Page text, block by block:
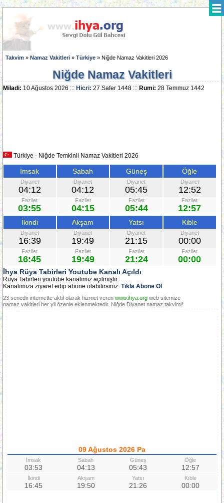
Takvim » Namaz Vakitleri » Türkiye » Niğde Namaz Vakitleri 2026
Niğde Namaz Vakitleri
Miladi: 10 Ağustos 2026 ::: Hicri: 27 Safer 1448 ::: Rumi: 28 Temmuz 1442
Türkiye - Niğde Temkinli Namaz Vakitleri 2026
İmsak
Diyanet
04:12
Fazilet
03:55
Sabah
Diyanet
04:12
Fazilet
04:15
Güneş
Diyanet
05:45
Fazilet
05:44
Öğle
Diyanet
12:52
Fazilet
12:57
İkindi
Diyanet
16:39
Fazilet
16:45
Akşam
Diyanet
19:49
Fazilet
19:49
Yatsı
Diyanet
21:15
Fazilet
21:24
Kible
Diyanet
00:00
Fazilet
00:00
İhya Rüya Tabirleri Youtube Kanalı Açıldı
Rüya Tabirleri youtube kanalımız açılmıştır.
Kanalımıza ziyaret edip abone olabilirsiniz. Tıkla Abone Ol
23 senedir internette aktif olarak hizmet veren www.ihya.org web sitemize
namaz vakitleri her yil özenle eklenmektedir. Niğde Diyanet namaz takvimi!
09 Ağustos 2026 Pa
İmsak
03:53
Sabah
04:13
Güneş
05:43
Öğle
12:57
İkindi
16:45
Akşam
19:50
Yatsı
21:26
Kıble
00:00